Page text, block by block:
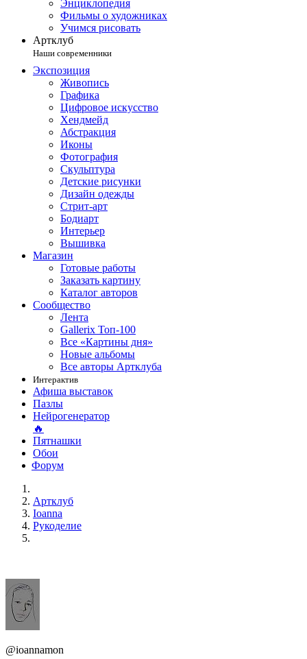
Энциклопедия
Фильмы о художниках
Учимся рисовать
Артклуб
Наши современники
Экспозиция
Живопись
Графика
Цифровое искусство
Хендмейд
Абстракция
Иконы
Фотография
Скульптура
Детские рисунки
Дизайн одежды
Стрит-арт
Бодиарт
Интерьер
Вышивка
Магазин
Готовые работы
Заказать картину
Каталог авторов
Сообщество
Лента
Gallerix Топ-100
Все «Картины дня»
Новые альбомы
Все авторы Артклуба
Интерактив
Афиша выставок
Пазлы
Нейрогенератор
🔥
Пятнашки
Обои
Форум
Артклуб
Ioanna
Рукоделие
@ioannamon